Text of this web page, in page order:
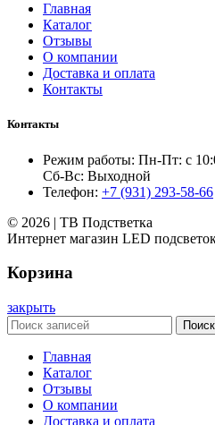
Главная
Каталог
Отзывы
О компании
Доставка и оплата
Контакты
Контакты
Режим работы: Пн-Пт: с
Сб-Вс: Выходной
Телефон: +7 (931) 293-58-66
© 2026 | ТВ Подстветка
Интернет магазин LED
Корзина
закрыть
Поиск
Главная
Каталог
Отзывы
О компании
Доставка и оплата